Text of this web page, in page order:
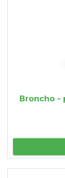
Broncho -